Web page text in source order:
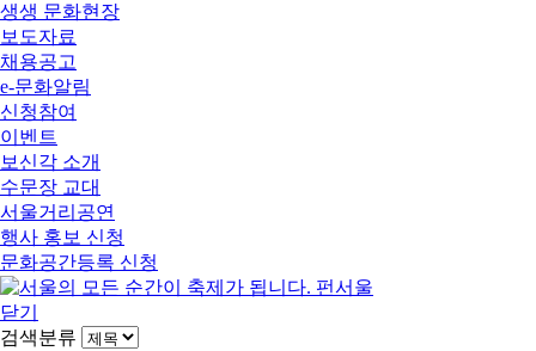
생생 문화현장
보도자료
채용공고
e-문화알림
신청참여
이벤트
보신각 소개
수문장 교대
서울거리공연
행사 홍보 신청
문화공간등록 신청
닫기
검색분류